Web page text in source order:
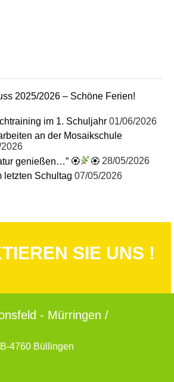
2025/2026 – Schöne Ferien!
im 1. Schuljahr 01/06/2026
an der Mosaikschule
genießen…” 🏵
🏵 28/05/2026
letzten Schultag 07/05/2026
SIE UNS !
- Mürringen /
4760 Büllingen